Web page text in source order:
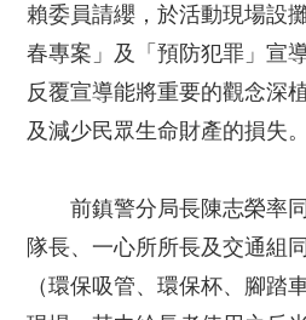
賴委員請纓，於活動現場設
春專案」及「預防犯罪」宣
反覆宣導能將重要的觀念深
及減少民眾生命財產的損失。
前鎮警分局長陳志榮率同
隊長、一心所所長及交通組
（環保吸管、環保杯、腳踏